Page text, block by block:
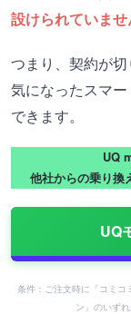
設けられていませ
つまり、契約が切
気になったスマ
できます。
UQ
他社からの乗り換
UQ
条件：ご注文時に「コミコ
ン」のいず